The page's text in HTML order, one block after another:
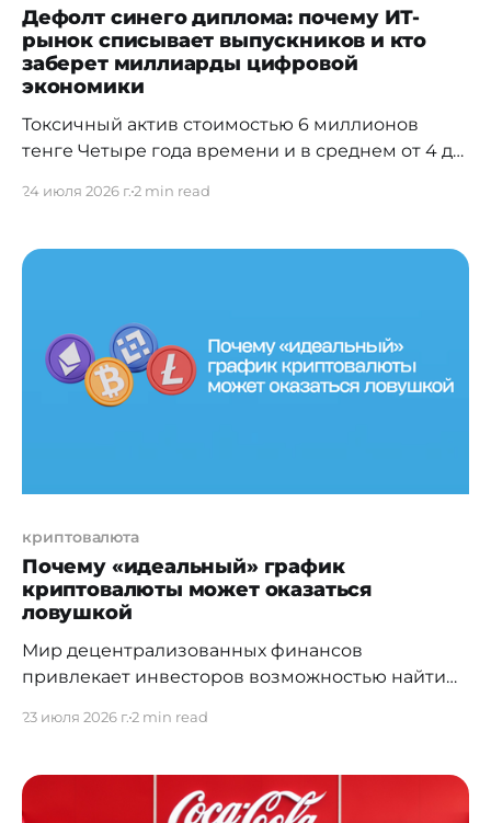
Дефолт синего диплома: почему ИТ-
рынок списывает выпускников и кто
заберет миллиарды цифровой
экономики
Токсичный актив стоимостью 6 миллионов
тенге Четыре года времени и в среднем от 4 до
обходится подготовка одного ИТ-бакалавра в
специалистов торжественно получили
макроэкономический шок: HR-директора
технологических
24 июля 2026 г.2 min read
криптовалюта
Почему «идеальный» график
криптовалюты может оказаться
ловушкой
Мир децентрализованных финансов
привлекает инвесторов возможностью найти
мошенничество типа «honeypot» или «медовый
горшок». Суть схемы предельно проста в своей
23 июля 2026 г.2 min read